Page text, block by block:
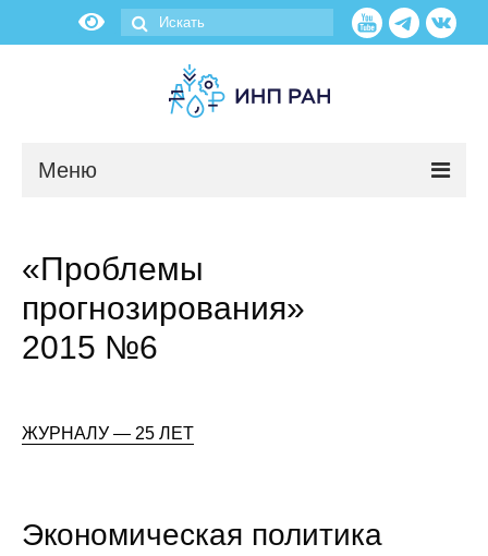
Меню
О нас
Об институте
Администрация
Отчетность
«Проблемы
прогнозирования»
2015 №6
ЖУРНАЛУ — 25 ЛЕТ
Экономическая политика